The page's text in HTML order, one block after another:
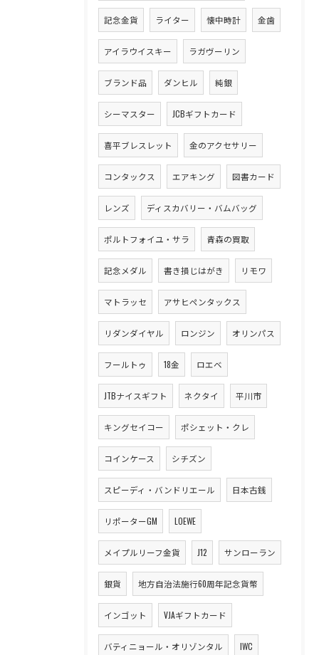
記念金貨 ライター 懐中時計 金歯
アイラウイスキー ラガヴーリン
ブランド品 ダンヒル 純銀
シーマスター JCBギフトカード
喜平ブレスレット 金のアクセサリー
コンタックス エアキング 図書カード
レンズ ディスカバリー・バムバッグ
ポルトフォイユ・サラ 青森の買取
記念メダル 書き損じはがき リモワ
マトラッセ アサヒペンタックス
リダンダイヤル ロンジン オリンパス
フールトゥ 18金 ロエベ
JTBナイスギフト ネクタイ 平川市
キングセイコー ポシェット・クレ
コインケース シチズン
スピーディ・バンドリエール 日本古銭
リポーターGM LOEWE
メイプルリーフ金貨 J12 サンローラン
銀貨 地方自治法施行60周年記念貨幣
インゴット VJAギフトカード
バティニョール・オリゾンタル IWC